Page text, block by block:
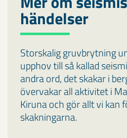
händelser
Storskalig gruvbrytning
upphov till så kallad
andra ord, det skakar i
övervakar all aktivitet i
Kiruna och gör allt vi kan
skakningarna.